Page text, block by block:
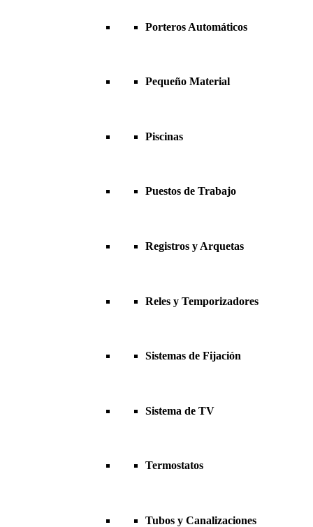
Porteros Automáticos
Pequeño Material
Piscinas
Puestos de Trabajo
Registros y Arquetas
Reles y Temporizadores
Sistemas de Fijación
Sistema de TV
Termostatos
Tubos y Canalizaciones